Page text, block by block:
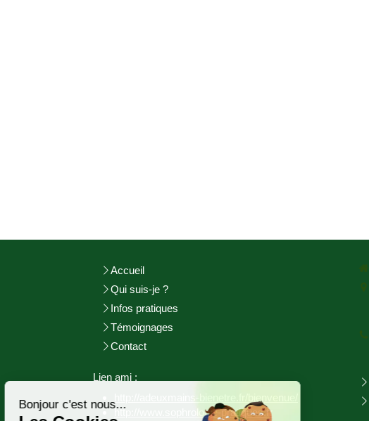
Accueil
Qui suis-je ?
Infos pratiques
Témoignages
Contact
Lien ami :
http://www.sophrologie-pratiques.fr
Bonjour c'est nous...